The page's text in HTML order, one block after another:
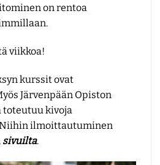
on rentoa
viikkoa!
kurssit ovat
Järvenpään Opiston
toteutuu kivoja
ilmoittautuminen
sivuilta.